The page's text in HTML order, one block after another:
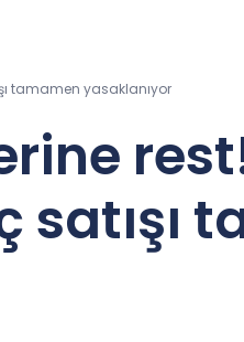
tamamen yasaklanıyor